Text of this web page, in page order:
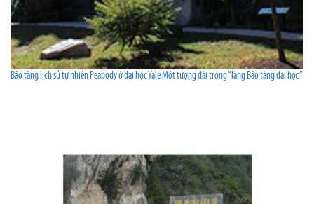
Bảo tàng lịch sử tự nhiên Peabody ở đại học Yale Một tượng đài trong “làng Bảo tàng đại học”